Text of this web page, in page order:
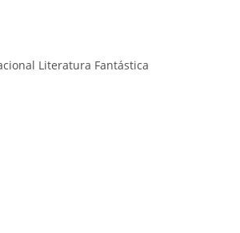
Literatura Fantástica